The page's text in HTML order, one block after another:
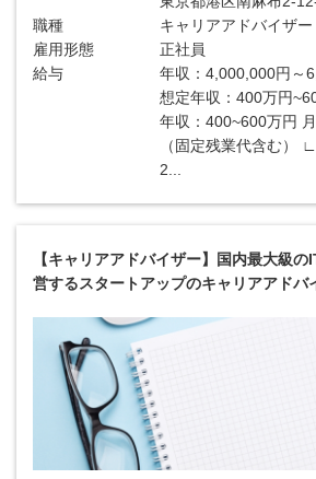
職種
キャリアアドバイザー
雇用形態
正社員
給与
年収：4,000,000円～
想定年収：400万円
年収：400~600万円
（固定残業代含む）
2...
【キャリアアドバイザー】国内最大級
営するスタートアップのキャリアアドバ